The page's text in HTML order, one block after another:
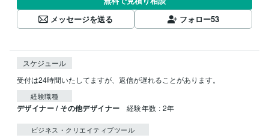
メッセージを送る
フォロー53
スケジュール
受付は24時間いたしてますが、返信が遅れることがあります。
経験職種
デザイナー / その他デザイナー 経験年数 : 2年
ビジネス・クリエイティブツール